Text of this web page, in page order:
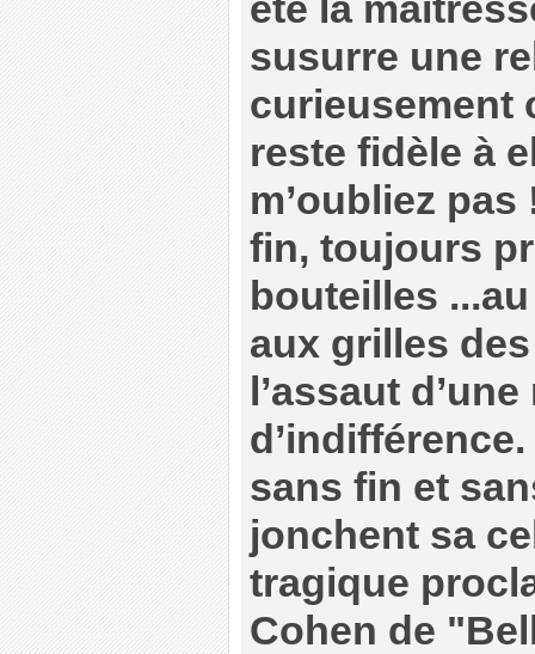
susurre une
curieusement
reste fidèle à
m’oubliez pas
fin, toujours
bouteilles
aux grilles
l’assaut
sans fin et
jonchent sa
tragique
Cohen de